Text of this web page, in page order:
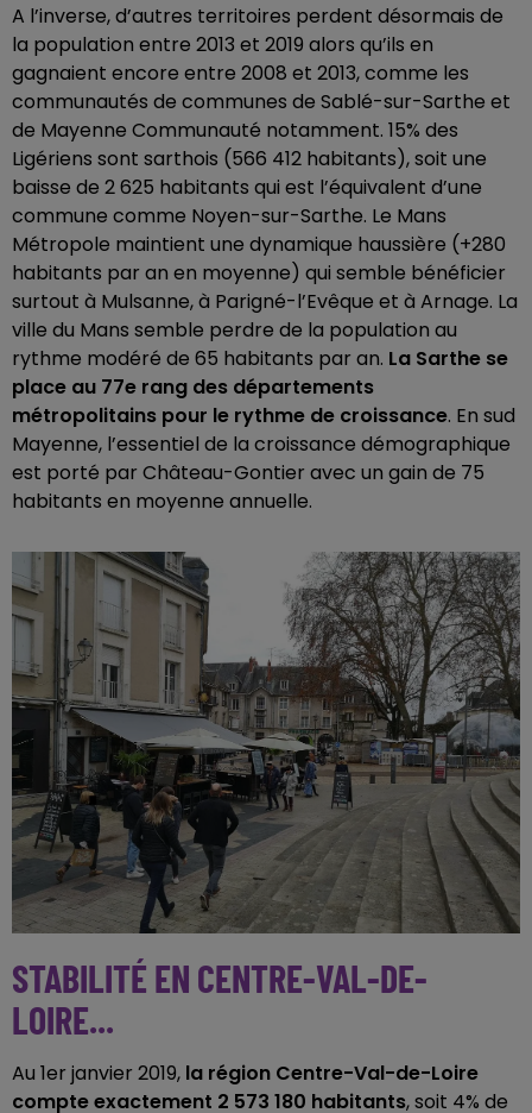
A l’inverse, d’autres territoires perdent désormais de
la population entre 2013 et 2019 alors qu’ils en
gagnaient encore entre 2008 et 2013, comme les
communautés de communes de Sablé-sur-Sarthe et
de Mayenne Communauté notamment. 15% des
Ligériens sont sarthois (566 412 habitants), soit une
baisse de 2 625 habitants qui est l’équivalent d’une
commune comme Noyen-sur-Sarthe. Le Mans
Métropole maintient une dynamique haussière (+280
habitants par an en moyenne) qui semble bénéficier
surtout à Mulsanne, à Parigné-l’Evêque et à Arnage. La
ville du Mans semble perdre de la population au
rythme modéré de 65 habitants par an. La Sarthe se
place au 77e rang des départements
métropolitains pour le rythme de croissance. En sud
Mayenne, l’essentiel de la croissance démographique
est porté par Château-Gontier avec un gain de 75
habitants en moyenne annuelle.
STABILITÉ EN CENTRE-VAL-DE-
LOIRE...
Au 1er janvier 2019, la région Centre-Val-de-Loire
compte exactement 2 573 180 habitants, soit 4% de